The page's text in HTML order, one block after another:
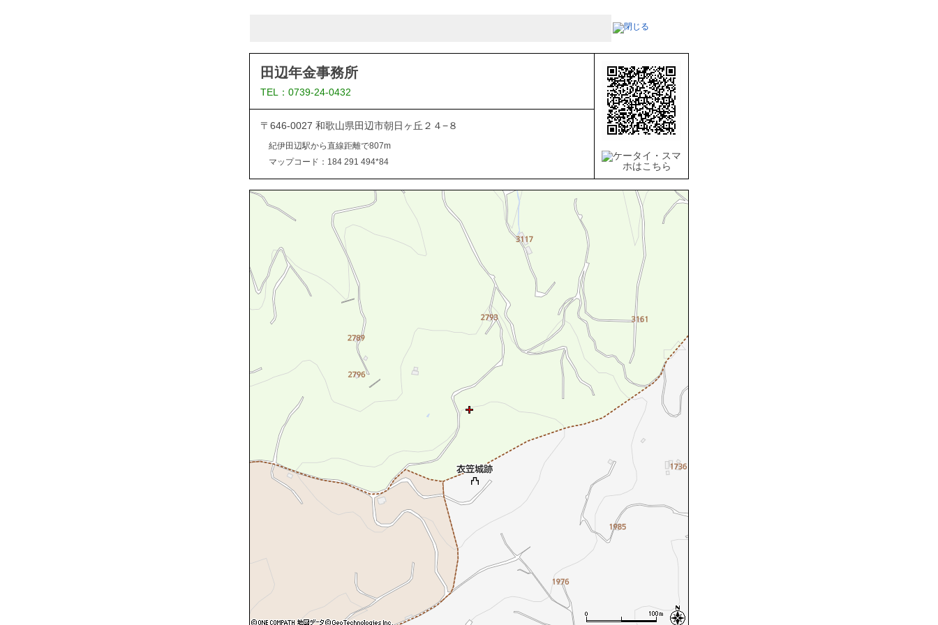
田辺年金事務所
TEL：0739-24-0432
〒646-0027 和歌山県田辺市朝日ヶ丘２４−８
紀伊田辺駅から直線距離で807m
マップコード：184 291 494*84